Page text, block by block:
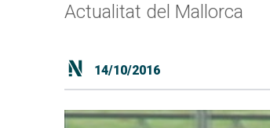
Actualitat del Mallorca
14/10/2016